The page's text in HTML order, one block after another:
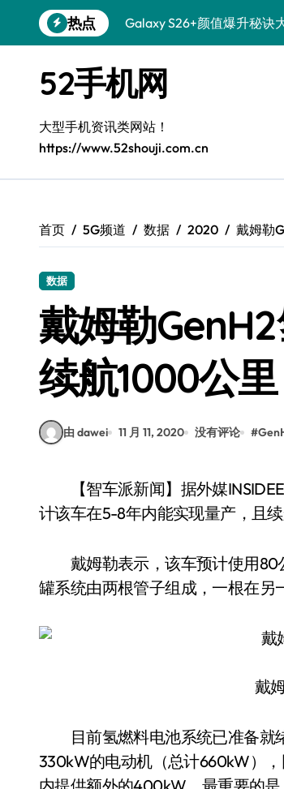
到
热点
Galaxy S26+颜值爆升秘诀
Galaxy Z Flip6：折叠时尚
三星Galaxy S26发布：一键
Galaxy S25美颜秘籍：个性
Galaxy C55 5G焕新秘籍：
Galaxy S25+闪亮登场，这
52手机网
大型手机资讯类网站！
https://www.52shouji.com.cn
首页 5G频道 数据 2020 戴姆勒
数据
戴姆勒
续航1000公里
由 dawei 11 月 11, 2020 没有评论 #
【智车派新闻】据外媒INSIDEEVs消息，戴姆勒近日推出了GenH2氢燃料电池概念卡车，预
计该车在5-8年内能实现量产，且续
戴姆勒表示，该车预计使用80
罐系统由两根管子组成，一根在另
戴
目前氢燃料电池系统已准备就
330kW的电动机（总计660kW）